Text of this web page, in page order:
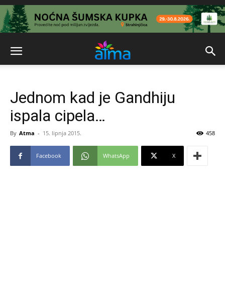
Jednom kad je Gandhiju
ispala cipela…
By Atma - 15. lipnja 2015. 458
Facebook WhatsApp X